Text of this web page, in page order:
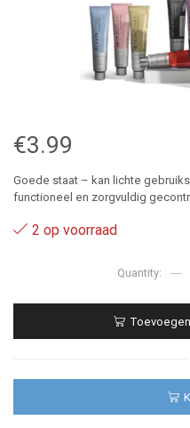
€3.99
Goede staat – kan lichte
functioneel en zorgvuldig
2 op voorraad
ml